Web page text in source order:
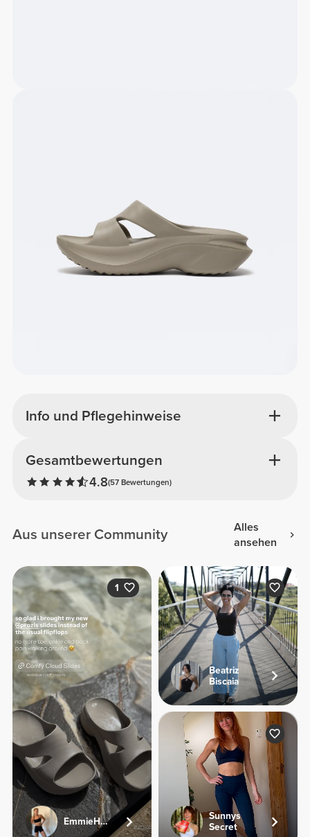
Info und Pflegehinweise
Gesamtbewertungen
4.8(57 Bewertungen)
Aus unserer Community
Alles
ansehen
1
EmmieHeartsFood
Beatriz
Biscaia
Sunnys
Secret